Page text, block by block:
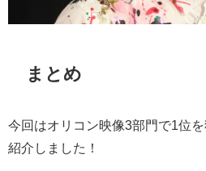
まとめ
今回はオリコン映像3部門で1位
紹介しました！